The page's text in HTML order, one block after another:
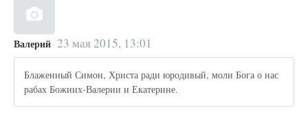
Валерий 23 мая 2015, 13:01
Блаженный Симон, Христа ради юродивый, моли Бога о нас
рабах Божиих-Валерии и Екатерине.